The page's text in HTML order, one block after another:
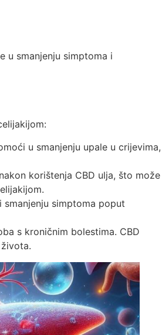
u smanjenju simptoma i
u smanjenju upale u crijevima,
korištenja CBD ulja, što može
simptoma poput
s kroničnim bolestima. CBD